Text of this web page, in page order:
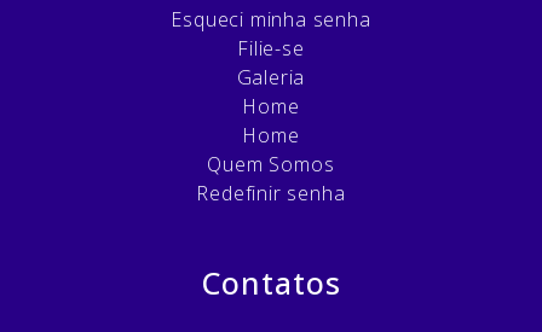
Esqueci minha senha
Filie-se
Galeria
Home
Home
Quem Somos
Redefinir senha
Contatos